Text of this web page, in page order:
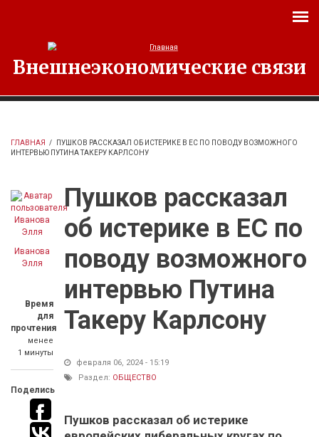
Внешнеэкономические связи
ГЛАВНАЯ /
ПУШКОВ РАССКАЗАЛ ОБ ИСТЕРИКЕ В ЕС ПО ПОВОДУ ВОЗМОЖНОГО
ИНТЕРВЬЮ ПУТИНА ТАКЕРУ КАРЛСОНУ
Иванова
Элля
Время
для
прочтения
менее
1 минуты
Поделись
Пушков рассказал
об истерике в ЕС по
поводу возможного
интервью Путина
Такеру Карлсону
февраля 06, 2024 - 15:19
Раздел: ОБЩЕСТВО
Пушков рассказал об истерике